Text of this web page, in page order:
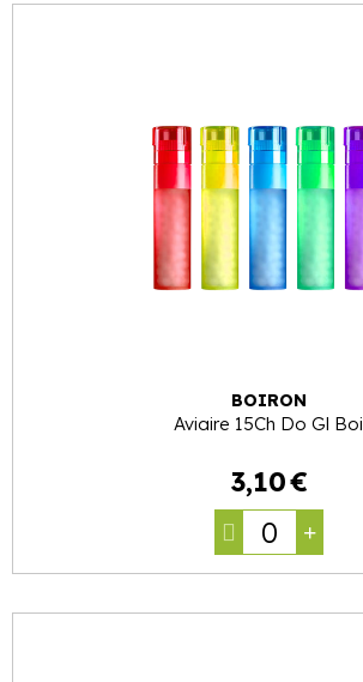
BOIRON
Aviaire 15Ch Do Gl Boi
3,10€
0